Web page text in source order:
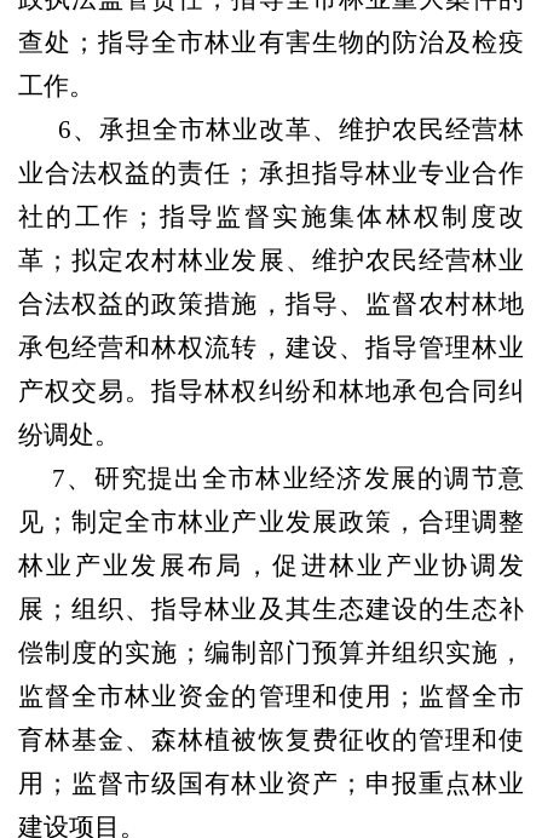
查处；指导全市林业有害生物的防治及检疫
工作。
6、承担全市林业改革、维护农民经营林
业合法权益的责任；承担指导林业专业合作
社的工作；指导监督实施集体林权制度改
革；拟定农村林业发展、维护农民经营林业
合法权益的政策措施，指导、监督农村林地
承包经营和林权流转，建设、指导管理林业
产权交易。指导林权纠纷和林地承包合同纠
纷调处。
7、研究提出全市林业经济发展的调节意
见；制定全市林业产业发展政策，合理调整
林业产业发展布局，促进林业产业协调发
展；组织、指导林业及其生态建设的生态补
偿制度的实施；编制部门预算并组织实施，
监督全市林业资金的管理和使用；监督全市
育林基金、森林植被恢复费征收的管理和使
用；监督市级国有林业资产；申报重点林业
建设项目。